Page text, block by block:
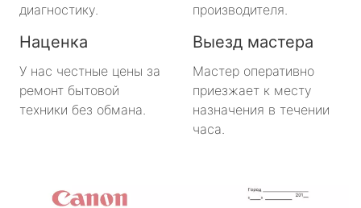
диагностику.
производителя.
Наценка
У нас честные цены за
ремонт бытовой
техники без обмана.
Выезд мастера
Мастер оперативно
приезжает к месту
назначения в течении
часа.